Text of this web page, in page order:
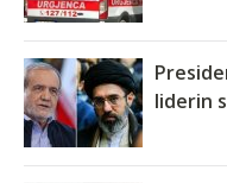
liderin